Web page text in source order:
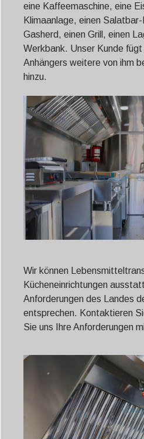
eine Kaffeemaschine, eine
Klimaanlage, einen
Gasherd, einen Grill, einen
Werkbank. Unser Kunde
Anhängers weitere von ihm
hinzu.
Wir können
Kücheneinrichtungen
Anforderungen des Landes
entsprechen. Kontaktieren
Sie uns Ihre Anforderungen